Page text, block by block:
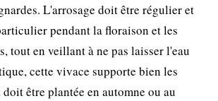
L'arrosage doit être régulier et
pendant la floraison et les
tout en veillant à ne pas laisser l'eau
cette vivace supporte bien les
être plantée en automne ou au